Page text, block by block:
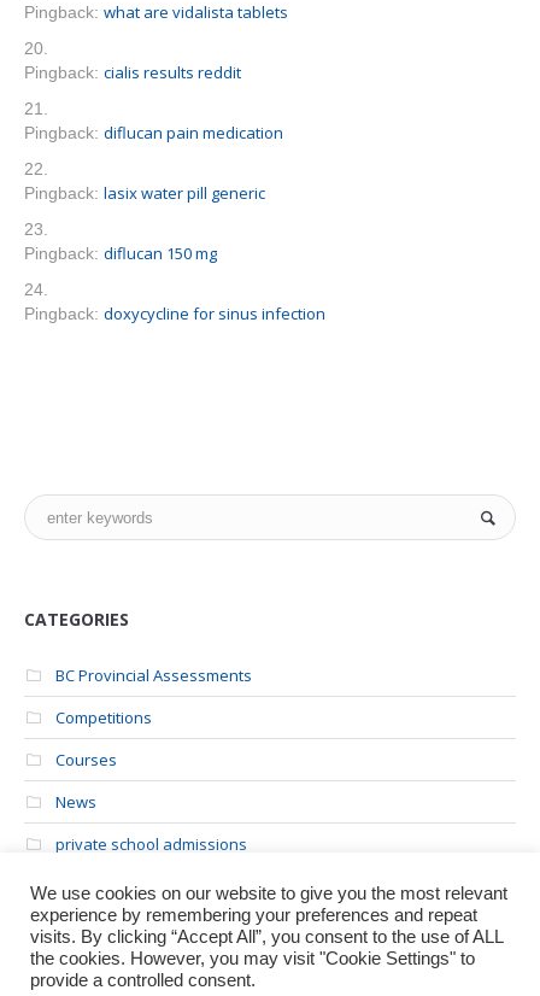
Pingback: what are vidalista tablets
Pingback: cialis results reddit
Pingback: diflucan pain medication
Pingback: lasix water pill generic
Pingback: diflucan 150 mg
Pingback: doxycycline for sinus infection
CATEGORIES
BC Provincial Assessments
Competitions
Courses
News
private school admissions
Uncategorized
University Admissions
We use cookies on our website to give you the most relevant
experience by remembering your preferences and repeat
visits. By clicking “Accept All”, you consent to the use of ALL
the cookies. However, you may visit "Cookie Settings" to
provide a controlled consent.